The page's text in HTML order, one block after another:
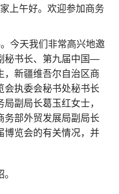
上午好。欢迎参加商务
今天我们非常高兴地邀
秘书长、第九届中国—
，新疆维吾尔自治区商
执委会秘书处秘书长
副局长葛玉红女士，
务部外贸发展局副局长
博览会的有关情况，并